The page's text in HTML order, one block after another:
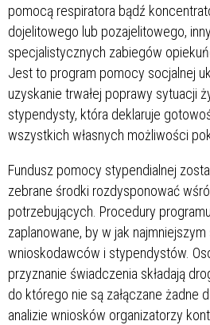
pomocą respiratora bądź
dojelitowego lub pozajelitowego,
specjalistycznych zabiegów
Jest to program pomocy socjalnej
uzyskanie trwałej poprawy sytuacji
stypendysty, która deklaruje
wszystkich własnych możliwości
Fundusz pomocy stypendialnej
zebrane środki rozdysponować
potrzebujących. Procedury
zaplanowane, by w jak najmniejszym
wnioskodawców i stypendystów.
przyznanie świadczenia składają
do którego nie są załączane żadne
analizie wniosków organizatorzy